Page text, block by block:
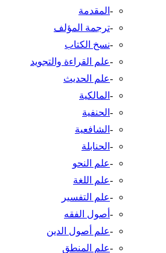
- المقدمة
-ترجمة المؤلف
-نسخ الكتاب
-علم القراءة والتجويد
-علم الحديث
- المالكية
- الحنفية
- الشافعية
- الحنابلة
-علم النحو
-علم اللغة
-علم التفسير
- أصول الفقه
-علم أصول الدين
-علم المنطق